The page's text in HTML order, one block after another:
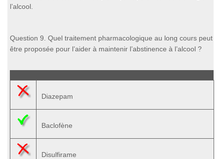
l’alcool.
Question 9. Quel traitement pharmacologique au long cours peut
être proposée pour l’aider à maintenir l’abstinence à l’alcool ?
Diazepam
Baclofène
Disulfirame